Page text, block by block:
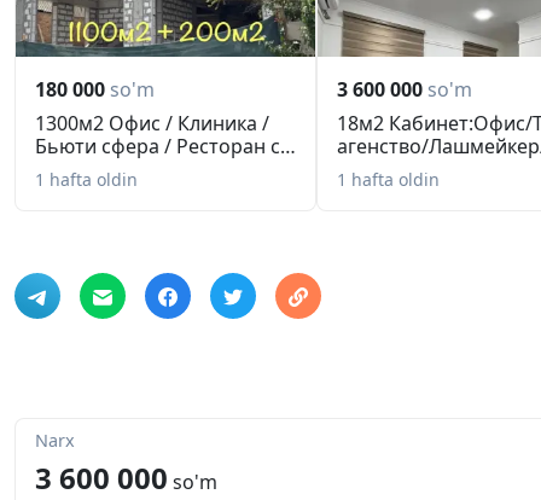
180 000 so'm
1300м2 Офис / Клиника /
Бьюти сфера / Ресторан с
т...
1 hafta oldin
3 600 000 so'm
18м2 Кабинет:Офис/
агенство/
Психолог
1 hafta oldin
Narx
3 600 000 so'm